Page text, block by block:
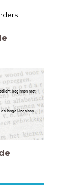
beginnen met
delangeLindelaan